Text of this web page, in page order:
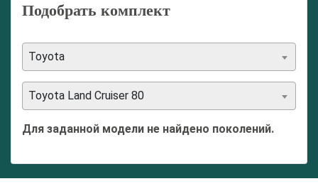
Подобрать комплект
Toyota
Toyota Land Cruiser 80
Для заданной модели не найдено поколений.